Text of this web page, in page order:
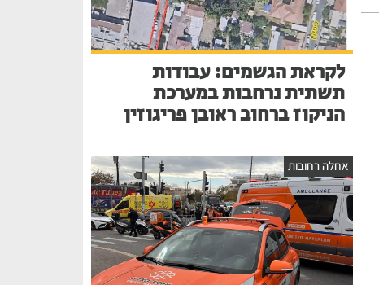
לקראת הגשמים: עבודות
תשתית נרחבות במערכת
הניקוז ברחוב ראובן פריגוזין
אחלה רחובות